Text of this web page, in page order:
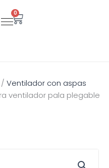
0
Carrito
/ Ventilador con aspas
ventilador pala plegable